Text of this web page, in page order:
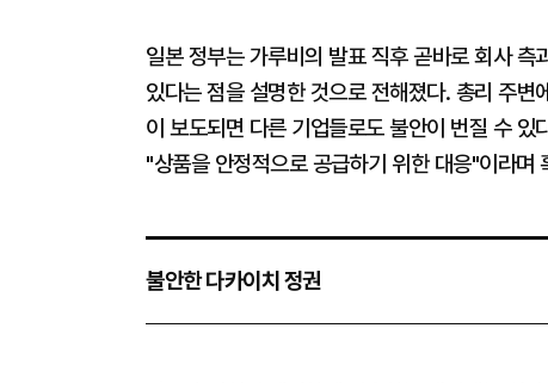
일본 정부는 가루비의 발표 직후 곧바로 회사
있다는 점을 설명한 것으로 전해졌다. 총리 주
이 보도되면 다른 기업들로도 불안이 번질 수
"상품을 안정적으로 공급하기 위한 대응"이라며
불안한 다카이치 정권